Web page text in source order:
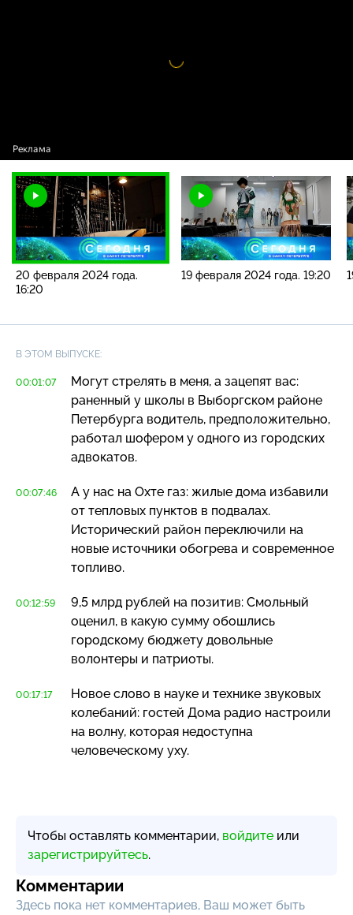
Видео
проигрыватель
20 февраля 2024 года.
16:20
19 февраля 2024 года. 19:20
В ЭТОМ ВЫПУСКЕ:
00:01:07
Могут стрелять в меня, а зацепят вас:
раненный у школы в Выборгском районе
Петербурга водитель, предположительно,
работал шофером у одного из городских
адвокатов.
00:07:46
А у нас на Охте газ: жилые дома избавили
от тепловых пунктов в подвалах.
Исторический район переключили на
новые источники обогрева и современное
топливо.
00:12:59
9,5 млрд рублей на позитив: Смольный
оценил, в какую сумму обошлись
городскому бюджету довольные
волонтеры и патриоты.
00:17:17
Новое слово в науке и технике звуковых
колебаний: гостей Дома радио настроили
на волну, которая недоступна
человеческому уху.
Чтобы оставлять комментарии, войдите или
зарегистрируйтесь.
Комментарии
Здесь пока нет комментариев, Ваш может быть